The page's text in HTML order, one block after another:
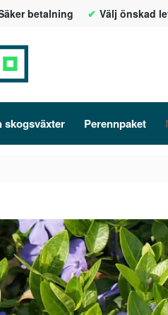
betalning Välj önskad
skogsväxter Perennpaket